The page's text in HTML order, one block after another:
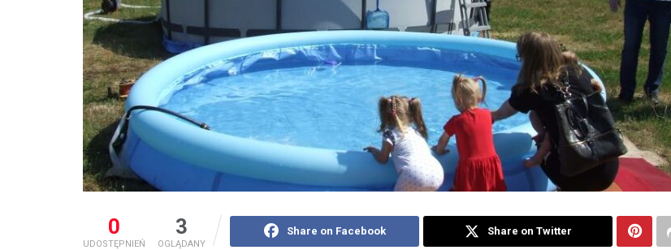
0
UDOSTĘPNIEŃ
3
OGLĄDANY
Share on Facebook Share on Twitter